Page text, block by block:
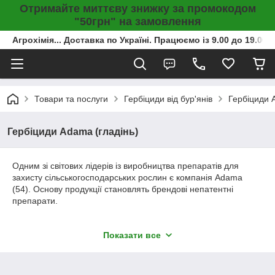
Отримайте миттєву знижку за промокодом
"50грн" на замовлення
Агрохімія... Доставка по Україні. Працюємо із 9.00 до
Товари та послуги Гербіциди від бур'янів Гербіциди
Гербіциди Adama (гладінь)
Одним зі світових лідерів із виробництва препаратів для
захисту сільськогосподарських рослин є компанія Adama
(54). Основу продукції становлять брендові непатентні
препарати.
гербіцидів цього виробника, які вирізняються екологічною
Показати все